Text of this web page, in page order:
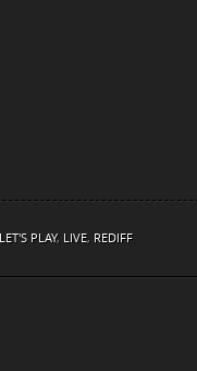
LET'S PLAY, LIVE, REDIFF